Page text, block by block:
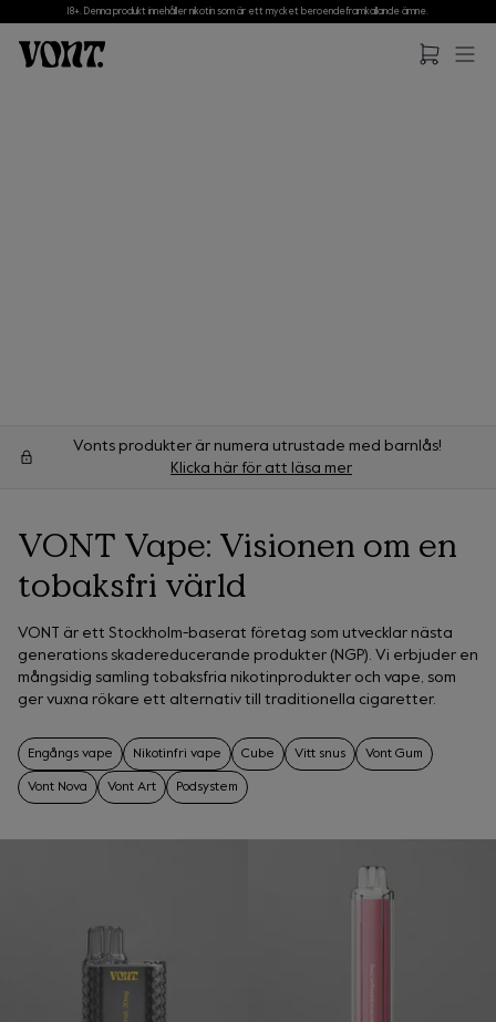
Hoppa till huvudinnehåll
18+. Denna produkt innehåller nikotin som är ett mycket beroendeframkallande ämne.
Vonts produkter är numera utrustade med barnlås!
Klicka här för att läsa mer
VONT Vape: Visionen om en
tobaksfri värld
VONT är ett Stockholm-baserat företag som utvecklar nästa
generations skadereducerande produkter (NGP). Vi erbjuder en
mångsidig samling tobaksfria nikotinprodukter och vape, som
ger vuxna rökare ett alternativ till traditionella cigaretter.
Engångs vape Nikotinfri vape Cube Vitt snus Vont Gum
Vont Nova Vont Art Podsystem